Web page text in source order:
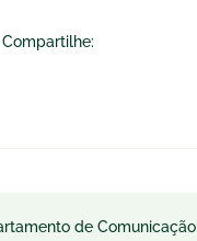
Compartilhe:
de Comunicação